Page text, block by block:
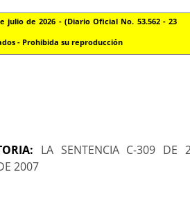
julio de 2026 - (Diario Oficial No. 53.562 - 23
- Prohibida su reproducción
LA SENTENCIA C-309 DE
2007